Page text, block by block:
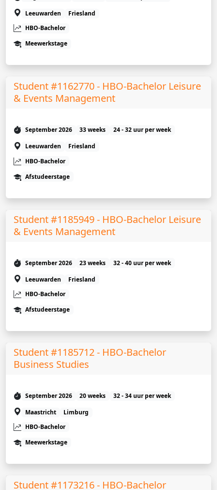
Leeuwarden
Friesland
HBO-Bachelor
Meewerkstage
Student #1162770 - HBO-Bachelor Leisure
& Events Management
September 2026 33 weeks
24 - 32 uur per week
Leeuwarden
Friesland
HBO-Bachelor
Afstudeerstage
Student #1185949 - HBO-Bachelor Leisure
& Events Management
September 2026 23 weeks
32 - 40 uur per week
Leeuwarden
Friesland
HBO-Bachelor
Afstudeerstage
Student #1185712 - HBO-Bachelor
Business Studies
September 2026 20 weeks
32 - 34 uur per week
Maastricht
Limburg
HBO-Bachelor
Meewerkstage
Student #1173216 - HBO-Bachelor